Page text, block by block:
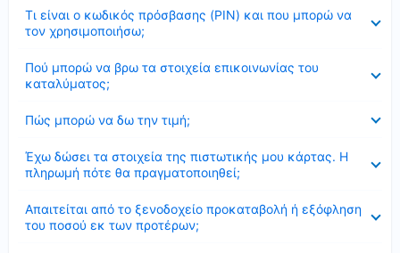
Τι είναι ο κωδικός πρόσβασης (PIN) και που μπορώ να
τον χρησιμοποιήσω;
Πού μπορώ να βρω τα στοιχεία επικοινωνίας του
καταλύματος;
Πώς μπορώ να δω την τιμή;
Έχω δώσει τα στοιχεία της πιστωτικής μου κάρτας. Η
πληρωμή πότε θα πραγματοποιηθεί;
Απαιτείται από το ξενοδοχείο προκαταβολή ή εξόφληση
του ποσού εκ των προτέρων;